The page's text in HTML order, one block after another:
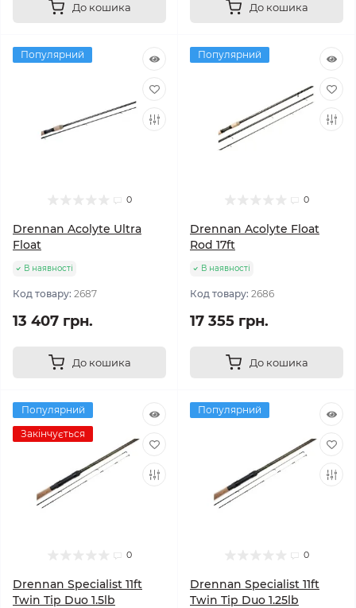
До кошика До кошика
Популярний
0
Drennan Acolyte Ultra
Float
В наявності
Код товару: 2687
13 407 грн.
До кошика
Популярний
0
Drennan Acolyte Float
Rod 17ft
В наявності
Код товару: 2686
17 355 грн.
До кошика
Популярний
Закінчується
0
Drennan Specialist 11ft
Twin Tip Duo 1.5lb
Популярний
0
Drennan Specialist 11ft
Twin Tip Duo 1.25lb